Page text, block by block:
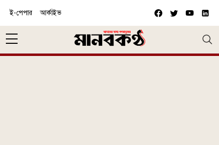
ই-পেপার আর্কাইভ